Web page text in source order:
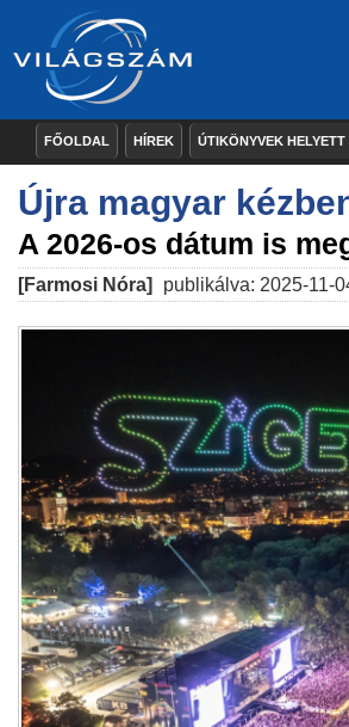
FŐOLDAL HÍREK ÚTIKÖNYVEK HELYETT
Újra magyar
A 2026-os dátum is
[Farmosi Nóra] publikálva: 2025-11-